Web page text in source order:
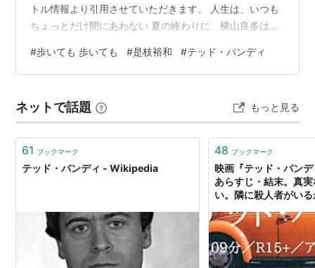
トル情報より引用させていただきます。 人生は、いつも
ちょっとだけ間にあわない 夏の終わりに、横山良多は妻
あわない良多は失業中のこともあり、ひさびさの帰郷も
気が重い。明るい姉の一家も来て、横山家には久しぶり
と、相変わらず家長としての威厳にこだわる父。ありふ
れた家族の風景だが、今日は15年前に亡くなった横山家
の長男の命日だった………
#歩いても 歩いても #是枝裕和 #テッド・バンディ
ネットで話題 もっと見る
61 ブックマーク
テッド・バンディ - Wikipedia
48 ブックマーク
映画『テッド・バン
あらすじ・結末。真
い。隣に殺人者がい